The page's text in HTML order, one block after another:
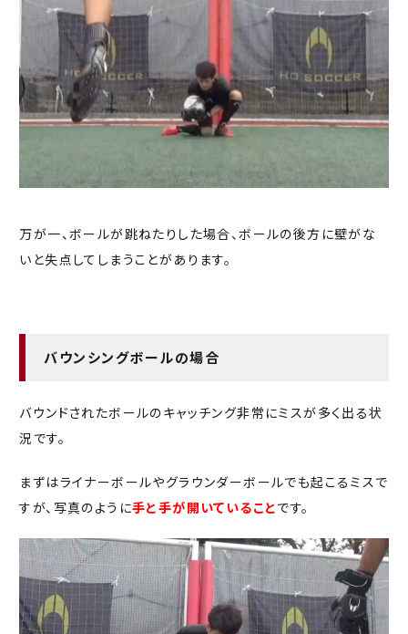
万が一、ボールが跳ねたりした場合、ボールの後方に壁がな
いと失点してしまうことがあります。
バウンシングボールの場合
バウンドされたボールのキャッチング非常にミスが多く出る状
況です。
まずはライナーボールやグラウンダーボールでも起こるミスで
すが、写真のように手と手が開いていることです。